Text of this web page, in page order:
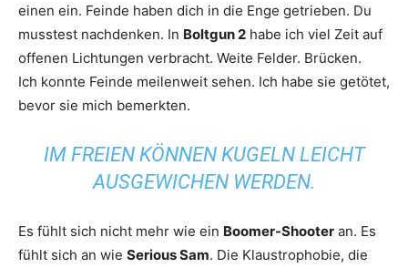
einen ein. Feinde haben dich in die Enge getrieben. Du
musstest nachdenken. In Boltgun 2 habe ich viel Zeit auf
offenen Lichtungen verbracht. Weite Felder. Brücken.
Ich konnte Feinde meilenweit sehen. Ich habe sie getötet,
bevor sie mich bemerkten.
IM FREIEN KÖNNEN KUGELN LEICHT
AUSGEWICHEN WERDEN.
Es fühlt sich nicht mehr wie ein Boomer-Shooter an. Es
fühlt sich an wie Serious Sam. Die Klaustrophobie, die